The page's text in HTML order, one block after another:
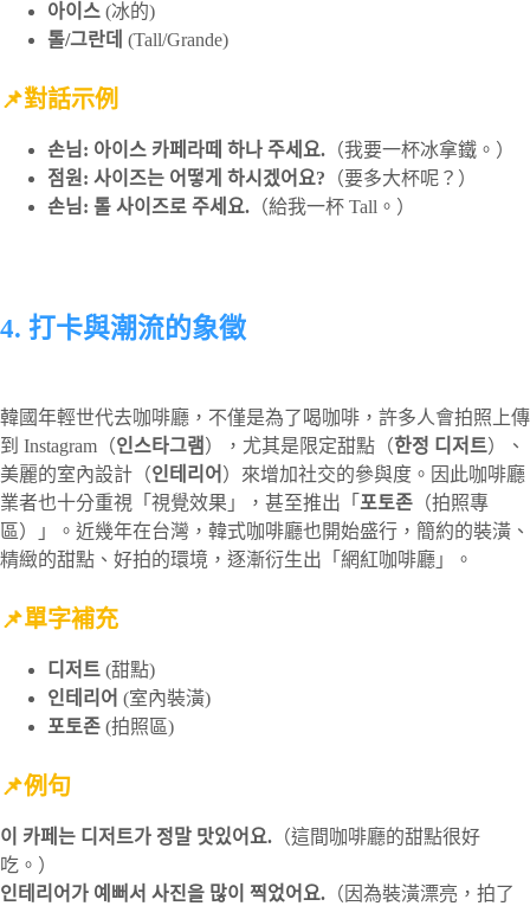
아이스 (冰的)
톨/그란데 (Tall/Grande)
📌對話示例
손님: 아이스 카페라떼 하나 주세요. （我要一杯冰拿鐵。）
점원: 사이즈는 어떻게 하시겠어요? （要多大杯呢？）
손님: 톨 사이즈로 주세요. （給我一杯 Tall。）
4. 打卡與潮流的象徵
韓國年輕世代去咖啡廳，不僅是為了喝咖啡，許多人會拍照上傳
到 Instagram（인스타그램 ），尤其是限定甜點（한정 디저트）、
美麗的室內設計（인테리어 ）來增加社交的參與度。因此咖啡廳
業者也十分重視「視覺效果」，甚至推出「 포토존 （拍照專
區）」。近幾年在台灣，韓式咖啡廳也開始盛行，簡約的裝潢、
精緻的甜點、好拍的環境，逐漸衍生出「網紅咖啡廳」。
📌單字補充
디저트 (甜點)
인테리어 (室內裝潢)
포토존 (拍照區)
📌例句
이 카페는 디저트가 정말 맛있어요. （這間咖啡廳的甜點很好
吃。）
인테리어가 예뻐서 사진을 많이 찍었어요. （因為裝潢漂亮，拍了